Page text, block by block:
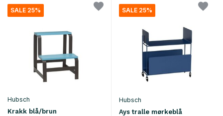
SALE 25%
Hubsch
Krakk blå/brun
SALE 25%
Hubsch
Ays tralle mørkeblå